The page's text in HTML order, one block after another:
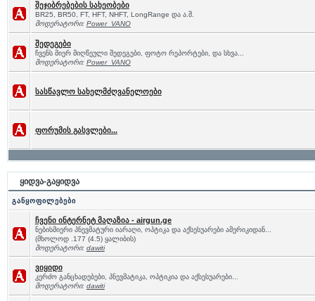
შეჯიბრებების სახეობები
BR25, BR50, FT, HFT, NHFT, LongRange და ა.შ.
მოდერატორი: Power_VANO
შედეგები
ჩვენს მიერ მიღწეული შედეგები, ფოტო რეპორტები, და სხვა...
მოდერატორი: Power_VANO
სასწავლო სახელმძღვანელოები
ფორუმის გასვლები...
ყიდვა-გაყიდვა
განყოფილებები
ჩვენი ინტერნეტ მაღაზია - airgun.ge
ნებისმიერი პნევმატური იარაღი, ოპტიკა და აქსესუარები ამერიკიდან...
(მხოლოდ .177 (4.5) ყალიბის)
მოდერატორი: dawiti
ვიყიდი
კერძო განცხადებები, პნევმატიკა, ოპტიკია და აქსესუარები...
მოდერატორი: dawiti